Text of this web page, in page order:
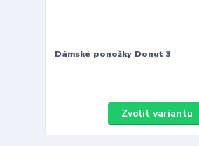
Dámské ponožky Donut 3
Zvolit variantu